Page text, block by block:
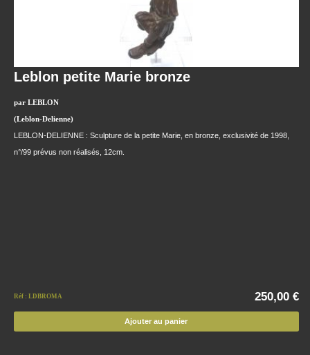
Leblon petite Marie bronze
par LEBLON
(Leblon-Delienne)
LEBLON-DELIENNE : Sculpture de la petite Marie, en bronze, exclusivité de 1998,
n°/99 prévus non réalisés, 12cm.
Réf : LDBROMA 250,00 €
Ajouter au panier